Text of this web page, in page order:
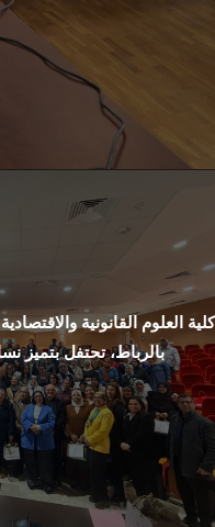
كلية العلوم القانونية
بالرباط، تحتفل بتميز